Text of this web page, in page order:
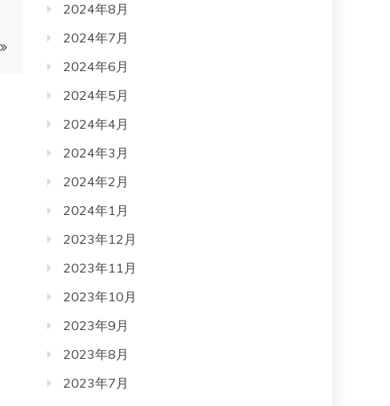
2024年8月
2024年7月
2024年6月
2024年5月
2024年4月
2024年3月
2024年2月
2024年1月
2023年12月
2023年11月
2023年10月
2023年9月
2023年8月
2023年7月